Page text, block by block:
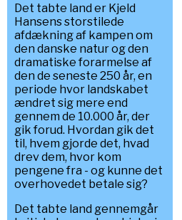
Det tabte land er Kjeld
Hansens storstilede
afdækning af kampen om
den danske natur og den
dramatiske forarmelse af
den de seneste 250 år, en
periode hvor landskabet
ændret sig mere end
gennem de 10.000 år, der
gik forud. Hvordan gik det
til, hvem gjorde det, hvad
drev dem, hvor kom
pengene fra - og kunne det
overhovedet betale sig?
Det tabte land gennemgår